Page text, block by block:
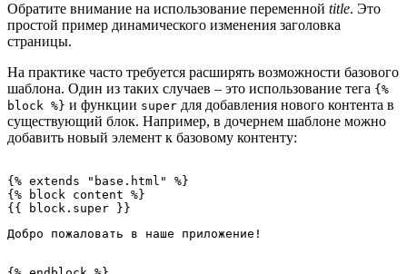
Обратите внимание на использование переменной title. Это
простой пример динамического изменения заголовка
страницы.
На практике часто требуется расширять возможности базового
шаблона. Один из таких случаев – это использование тега {%
block %} и функции super для добавления нового контента в
существующий блок. Например, в дочернем шаблоне можно
добавить новый элемент к базовому контенту:
{% extends "base.html" %}
{% block content %}
Добро пожаловать в наше приложение!